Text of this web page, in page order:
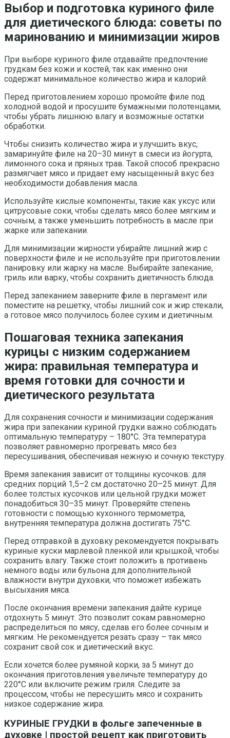
Выбор и подготовка куриного филе
для диетического блюда: советы по
маринованию и минимизации жиров
При выборе куриного филе отдавайте предпочтение
грудкам без кожи и костей, так как именно они
содержат минимальное количество жира и калорий.
Перед приготовлением хорошо промойте филе под
холодной водой и просушите бумажными полотенцами,
чтобы убрать лишнюю влагу и возможные остатки
обработки.
Чтобы снизить количество жира и улучшить вкус,
замаринуйте филе на 20–30 минут в смеси из йогурта,
лимонного сока и пряных трав. Такой способ прекрасно
размягчает мясо и придает ему насыщенный вкус без
необходимости добавления масла.
Используйте кислые компоненты, такие как уксус или
цитрусовые соки, чтобы сделать мясо более мягким и
сочным, а также уменьшить потребность в масле при
жарке или запекании.
Для минимизации жирности убирайте лишний жир с
поверхности филе и не используйте при приготовлении
панировку или жарку на масле. Выбирайте запекание,
гриль или варку, чтобы сохранить диетичность блюда.
Перед запеканием заверните филе в пергамент или
поместите на решетку, чтобы лишний сок и жир стекали,
а готовое мясо получилось более сухим и диетичным.
Пошаговая техника запекания
курицы с низким содержанием
жира: правильная температура и
время готовки для сочности и
диетического результата
Для сохранения сочности и минимизации содержания
жира при запекании куриной грудки важно соблюдать
оптимальную температуру – 180°C. Эта температура
позволяет равномерно прогревать мясо без
пересушивания, обеспечивая нежную и сочную текстуру.
Время запекания зависит от толщины кусочков: для
средних порций 1,5–2 см достаточно 20–25 минут. Для
более толстых кусочков или цельной грудки может
понадобиться 30–35 минут. Проверяйте степень
готовности с помощью кухонного термометра,
внутренняя температура должна достигать 75°C.
Перед отправкой в духовку рекомендуется покрывать
куриные куски марлевой пленкой или крышкой, чтобы
сохранить влагу. Также стоит положить в противень
немного воды или бульона для дополнительной
влажности внутри духовки, что поможет избежать
высыхания мяса.
После окончания времени запекания дайте курице
отдохнуть 5 минут. Это позволит сокам равномерно
распределиться по мясу, сделав его более сочным и
мягким. Не рекомендуется резать сразу – так мясо
сохранит свой сок и диетический вкус.
Если хочется более румяной корки, за 5 минут до
окончания приготовления увеличьте температуру до
220°C или включите режим гриля. Следите за
процессом, чтобы не пересушить мясо и сохранить
низкое содержание жира.
КУРИНЫЕ ГРУДКИ в фольге запеченные в
духовке | простой рецепт как приготовить